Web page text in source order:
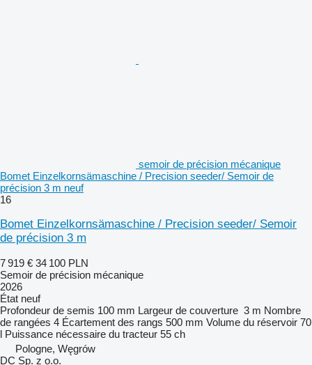
semoir de précision mécanique
Bomet Einzelkornsämaschine / Precision seeder/ Semoir de
précision 3 m neuf
16
Bomet Einzelkornsämaschine / Precision seeder/ Semoir
de précision 3 m
7 919 € 34 100 PLN
Semoir de précision mécanique
2026
État neuf
Profondeur de semis 100 mm Largeur de couverture 3 m Nombre
de rangées 4 Écartement des rangs 500 mm Volume du réservoir 70
l Puissance nécessaire du tracteur 55 ch
Pologne, Węgrów
DC Sp. z o.o.